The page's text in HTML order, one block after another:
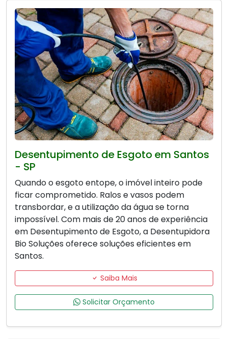
Desentupimento de Esgoto em Santos
- SP
Quando o esgoto entope, o imóvel inteiro pode
ficar comprometido. Ralos e vasos podem
transbordar, e a utilização da água se torna
impossível. Com mais de 20 anos de experiência
em Desentupimento de Esgoto, a Desentupidora
Bio Soluções oferece soluções eficientes em
Santos.
Saiba Mais
Solicitar Orçamento